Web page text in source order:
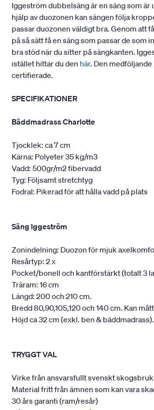
Iggeström dubbelsäng är en säng som
hjälp av duozonen kan sängen följa
passar duozonen väldigt bra. Genom att
på så sätt få en säng som passar de
bra stöd när du sitter på sängkanten.
istället hittar du den här. Den
certifierade.
SPECIFIKATIONER
Bäddmadrass Charlotte
Tjocklek: ca 7 cm
Kärna: Polyeter 35 kg/m3
Vadd: 500gr/m2 fibervadd
Tyg: Följsamt stretchtyg
Fodral: Pikerad för att hålla vadd på plats
Säng Iggeström
Zonindelning: Duozon för mjuk
Resårtyp: 2 x
Pocket/bonell och kantförstärkt (totalt 3
Träram: 16 cm
Längd: 200 och 210 cm.
Bredd 80,90,105,120 och 140 cm. Kan
Höjd ca 32 cm (exkl. ben & bäddmadrass).
TRYGGT VAL
Virke från ansvarsfullt svenskt
Material fritt från ämnen som kan vara
30 års garanti (ram/resår)